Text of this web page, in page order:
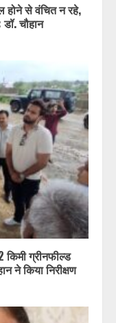
होने से वंचित न रहे,
चौहान
किमी ग्रीनफील्ड
ने किया निरीक्षण